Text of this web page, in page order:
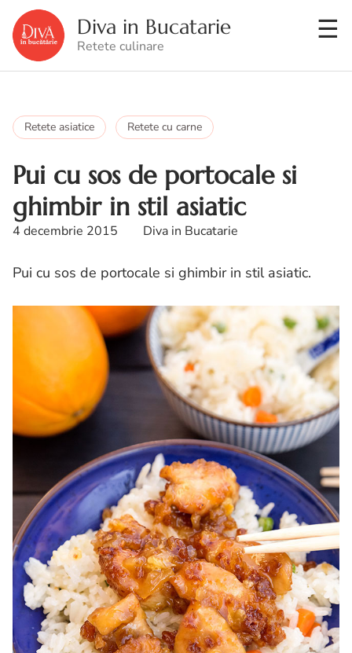
Diva in Bucatarie
Retete culinare
Retete asiatice Retete cu carne
Pui cu sos de portocale si
ghimbir in stil asiatic
4 decembrie 2015 Diva in Bucatarie
Pui cu sos de portocale si ghimbir in stil asiatic.